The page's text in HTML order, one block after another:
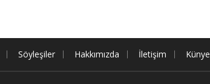
Söyleşiler Hakkımızda İletişim Künye